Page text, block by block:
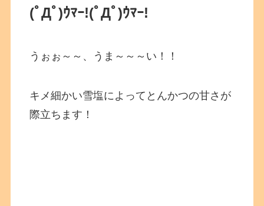
(ﾟДﾟ)ｳﾏｰ!(ﾟДﾟ)ｳﾏｰ!
うぉぉ～～、うま～～～い！！
キメ細かい雪塩によってとんかつの甘さが
際立ちます！